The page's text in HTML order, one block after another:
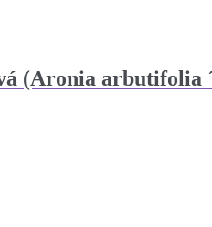
(Aronia arbutifolia